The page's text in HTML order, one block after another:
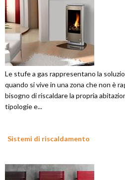
Le stufe a gas rappresentano la
quando si vive in una zona che non è
bisogno di riscaldare la propria
tipologie e...
Sistemi di riscaldamento